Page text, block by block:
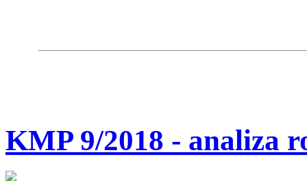
KMP 9/2018 - analiza